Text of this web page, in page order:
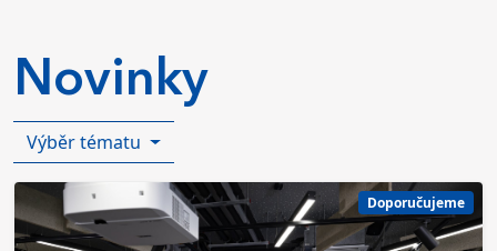
Novinky
Výběr tématu
Doporučujeme